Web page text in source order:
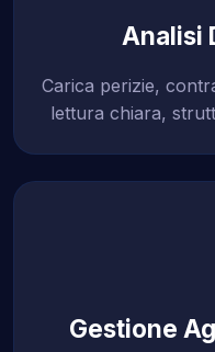
Analisi
Carica perizie,
lettura chiara,
Gestione